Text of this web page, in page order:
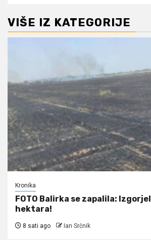
VIŠE IZ KATEGORIJE
Kronika
FOTO Balirka se zapalila:
hektara!
8 sati ago Ian Srčnik